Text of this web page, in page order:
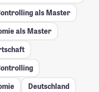
als Master
als Master
Deutschland